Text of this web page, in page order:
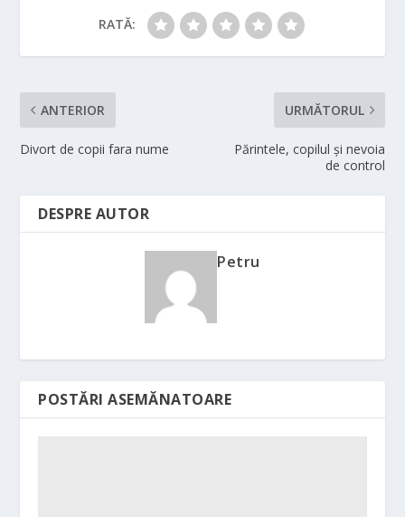
RATĂ:
ANTERIOR
Divort de copii fara nume
URMĂTORUL
Părintele, copilul și nevoia
de control
DESPRE AUTOR
Petru
POSTĂRI ASEMĂNATOARE